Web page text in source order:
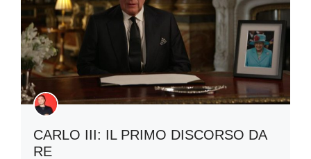
CARLO III: IL PRIMO DISCORSO DA
RE